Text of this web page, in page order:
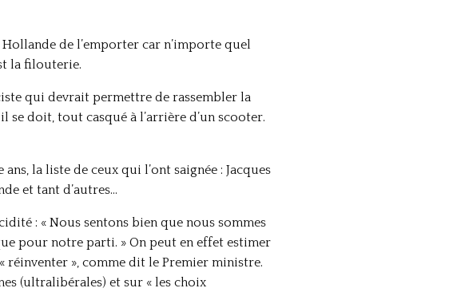
de l’emporter car n’importe quel
la filouterie.
qui devrait permettre de rassembler la
doit, tout casqué à l’arrière d’un scooter.
la liste de ceux qui l’ont saignée : Jacques
et tant d’autres…
: « Nous sentons bien que nous sommes
pour notre parti. » On peut en effet estimer
réinventer », comme dit le Premier ministre.
(ultralibérales) et sur « les choix